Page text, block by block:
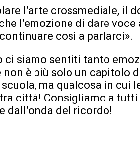
l’arte crossmediale, il
l’emozione di dare
così a parlarci».
ci siamo sentiti tanto
non è più solo un capitolo
ma qualcosa in cui
città! Consigliamo a
dall’onda del ricordo!